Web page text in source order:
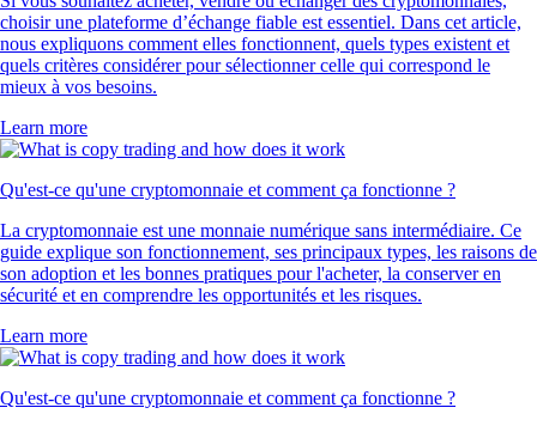
choisir une plateforme d’échange fiable est essentiel. Dans cet article,
nous expliquons comment elles fonctionnent, quels types existent et
quels critères considérer pour sélectionner celle qui correspond le
mieux à vos besoins.
Learn more
Qu'est-ce qu'une cryptomonnaie et comment ça fonctionne ?
La cryptomonnaie est une monnaie numérique sans intermédiaire. Ce
guide explique son fonctionnement, ses principaux types, les raisons de
son adoption et les bonnes pratiques pour l'acheter, la conserver en
sécurité et en comprendre les opportunités et les risques.
Learn more
Qu'est-ce qu'une cryptomonnaie et comment ça fonctionne ?